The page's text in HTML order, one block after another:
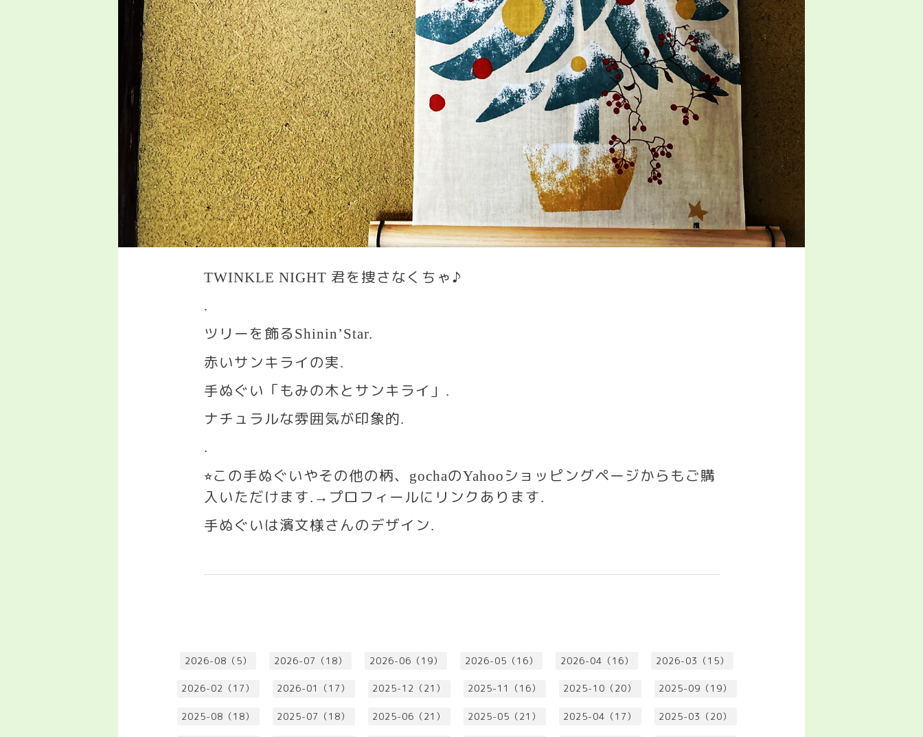
TWINKLE NIGHT 君を捜さなくちゃ♪
.
ツリーを飾る Shinin’Star.
赤いサンキライの実.
手ぬぐい「もみの木とサンキライ」 .
ナチュラルな雰囲気が印象的.
.
⭐︎この手ぬぐいやその他の柄、 gochaのYahoo ショッピングページからもご購
入いただけます.→ プロフィールにリンクあります.
手ぬぐいは濱文様さんのデザイン.
2026-08（5） 2026-07（18） 2026-06（19） 2026-05（16） 2026-04（16） 2026-03（15）
2026-02（17） 2026-01（17） 2025-12（21） 2025-11（16） 2025-10（20） 2025-09（19）
2025-08（18） 2025-07（18） 2025-06（21） 2025-05（21） 2025-04（17） 2025-03（20）